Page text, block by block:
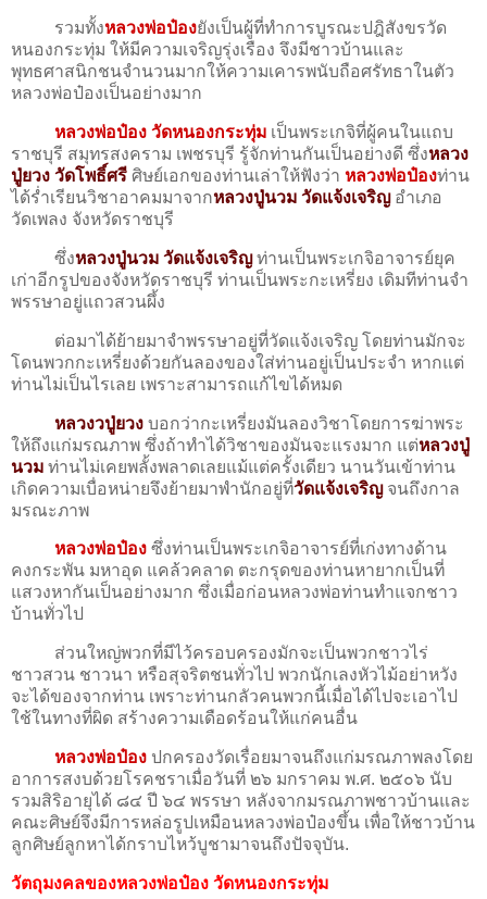
รวมทั้งหลวงพ่อป๋องยังเป็นผู้ที่ทำการบูรณะปฎิสังขรวัด
หนองกระทุ่ม ให้มีความเจริญรุ่งเรือง จึงมีชาวบ้านและ
พุทธศาสนิกชนจำนวนมากให้ความเคารพนับถือศรัทธาในตัว
หลวงพ่อป๋องเป็นอย่างมาก
หลวงพ่อป๋อง วัดหนองกระทุ่ม เป็นพระเกจิที่ผู้คนในแถบ
ราชบุรี สมุทรสงคราม เพชรบุรี รู้จักท่านกันเป็นอย่างดี ซึ่งหลวง
ปู่ยวง วัดโพธิ์ศรี ศิษย์เอกของท่านเล่าให้ฟังว่า หลวงพ่อป๋องท่าน
ได้ร่ำเรียนวิชาอาคมมาจากหลวงปู่นวม วัดแจ้งเจริญ อำเภอ
วัดเพลง จังหวัดราชบุรี
ซึ่งหลวงปู่นวม วัดแจ้งเจริญท่านเป็นพระเกจิอาจารย์ยุค
เก่าอีกรูปของจังหวัดราชบุรี ท่านเป็นพระกะเหรี่ยง เดิมทีท่านจำ
พรรษาอยู่แถวสวนผึ้ง
ต่อมาได้ย้ายมาจำพรรษาอยู่ที่วัดแจ้งเจริญ โดยท่านมักจะ
โดนพวกกะเหรี่ยงด้วยกันลองของใส่ท่านอยู่เป็นประจำ หากแต่
ท่านไม่เป็นไรเลย เพราะสามารถแก้ไขได้หมด
หลวงวปู่ยวง บอกว่ากะเหรี่ยงมันลองวิชาโดยการฆ่าพระ
ให้ถึงแก่มรณภาพ ซึ่งถ้าทำได้วิชาของมันจะแรงมาก แต่หลวงปู่
นวม ท่านไม่เคยพลั้งพลาดเลยแม้แต่ครั้งเดียว นานวันเข้าท่าน
เกิดความเบื่อหน่ายจึงย้ายมาพำนักอยู่ที่วัดแจ้งเจริญจนถึงกาล
มรณะภาพ
หลวงพ่อป๋อง ซึ่งท่านเป็นพระเกจิอาจารย์ที่เก่งทางด้าน
คงกระพัน มหาอุด แคล้วคลาด ตะกรุดของท่านหายากเป็นที่
แสวงหากันเป็นอย่างมาก ซึ่งเมื่อก่อนหลวงพ่อท่านทำแจกชาว
บ้านทั่วไป
ส่วนใหญ่พวกที่มีไว้ครอบครองมักจะเป็นพวกชาวไร่
ชาวสวน ชาวนา หรือสุจริตชนทั่วไป พวกนักเลงหัวไม้อย่าหวัง
จะได้ของจากท่าน เพราะท่านกลัวคนพวกนี้เมื่อได้ไปจะเอาไป
ใช้ในทางที่ผิด สร้างความเดือดร้อนให้แก่คนอื่น
หลวงพ่อป๋อง ปกครองวัดเรื่อยมาจนถึงแก่มรณภาพลงโดย
อาการสงบด้วยโรคชราเมื่อวันที่ ๒๖ มกราคม พ.ศ. ๒๕๐๖ นับ
รวมสิริอายุได้ ๘๔ ปี ๖๔ พรรษา หลังจากมรณภาพชาวบ้านและ
คณะศิษย์จึงมีการหล่อรูปเหมือนหลวงพ่อป๋องขึ้น เพื่อให้ชาวบ้าน
ลูกศิษย์ลูกหาได้กราบไหว้บูชามาจนถึงปัจจุบัน.
วัตถุมงคลของหลวงพ่อป๋อง วัดหนองกระทุ่ม